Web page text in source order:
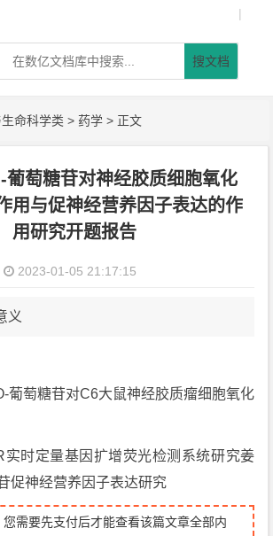
|
搜文档
命科学类 > 药学 > 正文
葡萄糖苷对神经胶质细胞氧化
用与促神经营养因子表达的作
用研究开题报告
2023-01-05 21:17:15
义
葡萄糖苷对C6大鼠神经胶质瘤细胞氧化
实时定量基因扩增荧光检测系统研究姜
促神经营养因子表达研究
需要先支付后才能查看该篇文章全部内